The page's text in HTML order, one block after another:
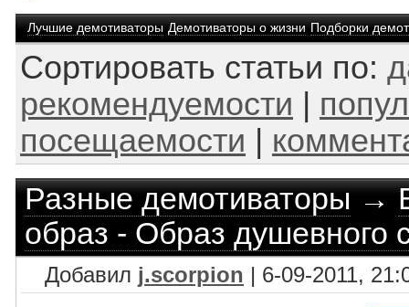
Лучшие демотиваторы Демотиваторы о жизни Подборки
Сортировать статьи по:
рекомендуемости
посещаемости
Разные демотиваторы→
образ - Образ душевного
Добавил j.scorpion | 6-09-2011,